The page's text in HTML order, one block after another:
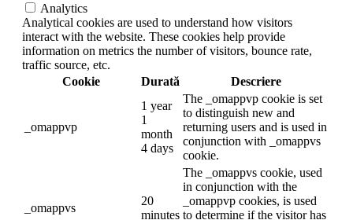
Analytics
Analytical cookies are used to understand how visitors
interact with the website. These cookies help provide
information on metrics the number of visitors, bounce rate,
traffic source, etc.
Cookie
Durată Descriere
_omappvp
1 year
1
month
4 days
The _omappvp cookie is set
to distinguish new and
returning users and is used in
conjunction with _omappvs
cookie.
_omappvs
20
minutes
The _omappvs cookie, used
in conjunction with the
_omappvp cookies, is used
to determine if the visitor has